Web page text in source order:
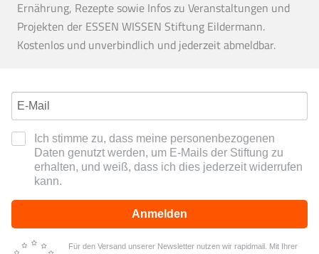
Ernährung, Rezepte sowie Infos zu Veranstaltungen und
Projekten der ESSEN WISSEN Stiftung Eildermann.
Kostenlos und unverbindlich und jederzeit abmeldbar.
Ich stimme zu, dass meine personenbezogenen
Daten genutzt werden, um E-Mails der Stiftung zu
erhalten, und weiß, dass ich dies jederzeit widerrufen
kann.
Anmelden
Für den Versand unserer Newsletter nutzen wir rapidmail. Mit Ihrer